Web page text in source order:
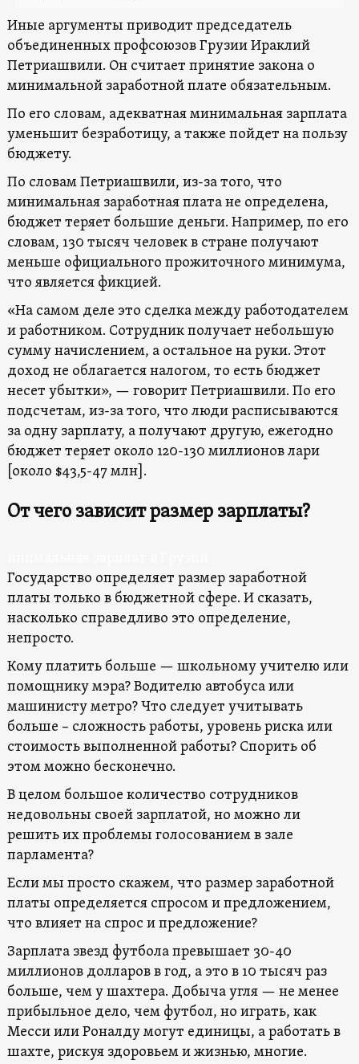
Иные аргументы приводит председатель
объединенных профсоюзов Грузии Ираклий
Петриашвили. Он считает принятие закона о
минимальной заработной плате обязательным.
По его словам, адекватная минимальная зарплата
уменьшит безработицу, а также пойдет на пользу
бюджету.
По словам Петриашвили, из-за того, что
минимальная заработная плата не определена,
бюджет теряет большие деньги. Например, по его
словам, 130 тысяч человек в стране получают
меньше официального прожиточного минимума,
что является фикцией.
«На самом деле это сделка между работодателем
и работником. Сотрудник получает небольшую
сумму начислением, а остальное на руки. Этот
доход не облагается налогом, то есть бюджет
несет убытки», — говорит Петриашвили. По его
подсчетам, из-за того, что люди расписываются
за одну зарплату, а получают другую, ежегодно
бюджет теряет около 120-130 миллионов лари
[около $43,5-47 млн].
От чего зависит размер зарплаты?
Государство определяет размер заработной
платы только в бюджетной сфере. И сказать,
насколько справедливо это определение,
непросто.
Кому платить больше — школьному учителю или
помощнику мэра? Водителю автобуса или
машинисту метро? Что следует учитывать
больше – сложность работы, уровень риска или
стоимость выполненной работы? Спорить об
этом можно бесконечно.
В целом большое количество сотрудников
недовольны своей зарплатой, но можно ли
решить их проблемы голосованием в зале
парламента?
Если мы просто скажем, что размер заработной
платы определяется спросом и предложением,
что влияет на спрос и предложение?
Зарплата звезд футбола превышает 30-40
миллионов долларов в год, а это в 10 тысяч раз
больше, чем у шахтера. Добыча угля — не менее
прибыльное дело, чем футбол, но играть, как
Месси или Роналду могут единицы, а работать в
шахте, рискуя здоровьем и жизнью, многие.